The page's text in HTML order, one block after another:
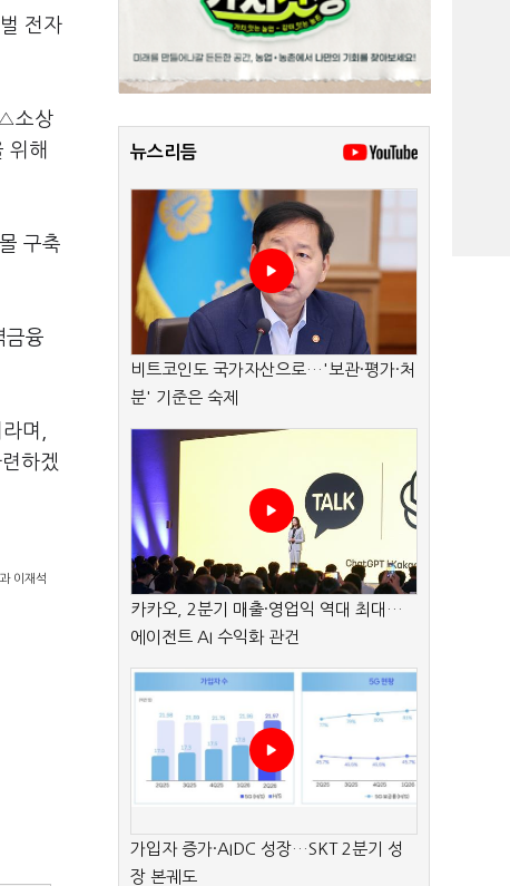
전자
소상
위해
구축
금융
며,
하겠
이재석
뉴스리듬
비트코인도 국가자산으로…'보관·평가·처
분' 기준은 숙제
카카오, 2분기 매출·영업익 역대 최대…
에이전트 AI 수익화 관건
가입자 증가·AIDC 성장…SKT 2분기 성
장 본궤도